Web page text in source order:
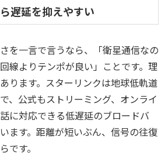
遅延を抑えやすい
を一言で言うなら、「衛星通信なの
線よりテンポが良い」ことです。理
ります。スターリンクは地球低軌道
、公式もストリーミング、オンライ
に対応できる低遅延のブロードバ
ます。距離が短いぶん、信号の往復
です。